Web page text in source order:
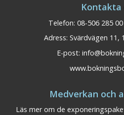
BEST
Kontakta
Telefon: 08-506 285
Adress: Svärdvägen 11,
E-post:
Medverkan och
Läs mer om de